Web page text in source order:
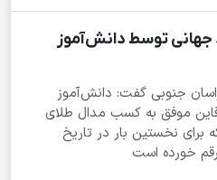
جهانی توسط دانش‌آموز
جنوبی گفت: دانش‌آموز
موفق به کسب مدال طلای
برای نخستین بار در تاریخ
خورده است